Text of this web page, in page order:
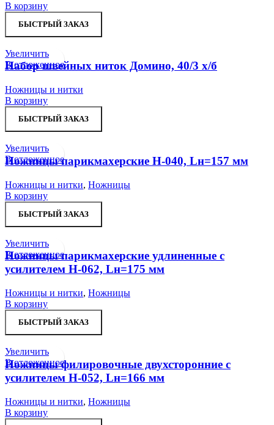
В корзину
БЫСТРЫЙ ЗАКАЗ
Увеличить
В отложенное
Набор швейных ниток Домино, 40/3 х/б
Ножницы и нитки
В корзину
БЫСТРЫЙ ЗАКАЗ
Увеличить
В отложенное
Ножницы парикмахерские H-040, Lн=157 мм
Ножницы и нитки, Ножницы
В корзину
БЫСТРЫЙ ЗАКАЗ
Увеличить
В отложенное
Ножницы парикмахерские удлиненные с
усилителем H-062, Lн=175 мм
Ножницы и нитки, Ножницы
В корзину
БЫСТРЫЙ ЗАКАЗ
Увеличить
В отложенное
Ножницы филировочные двухсторонние с
усилителем Н-052, Lн=166 мм
Ножницы и нитки, Ножницы
В корзину